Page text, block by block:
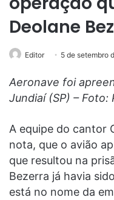
Deolane
Editor 5 de setembro
Aeronave foi
Jundiaí (SP) – Foto:
A equipe do cantor
nota, que o avião
que resultou na
Bezerra já havia
está no nome da